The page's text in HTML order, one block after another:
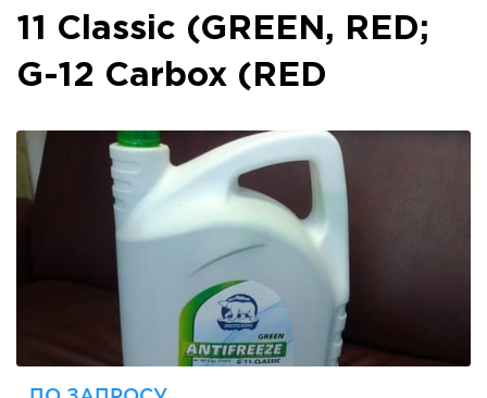
11 Classic (GREEN, RED;
G-12 Carbox (RED